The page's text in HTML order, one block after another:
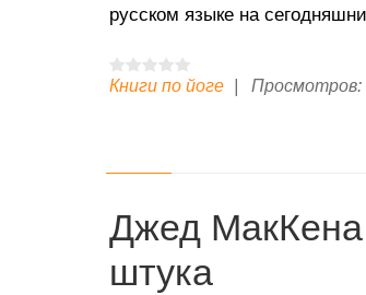
русском языке на
Книги по йоге Просмотров:
Джед МакКена
штука